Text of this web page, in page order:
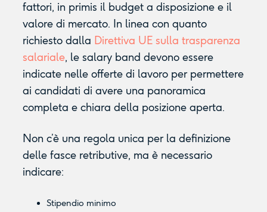
fattori, in primis il budget a disposizione e il
valore di mercato. In linea con quanto
richiesto dalla Direttiva UE sulla trasparenza
salariale, le salary band devono essere
indicate nelle offerte di lavoro per permettere
ai candidati di avere una panoramica
completa e chiara della posizione aperta.
Non c’è una regola unica per la definizione
delle fasce retributive, ma è necessario
indicare:
Stipendio minimo